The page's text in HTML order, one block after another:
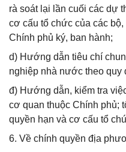
rà soát lại lần cuối các dự
cơ cấu tổ chức của các
Chính phủ ký, ban hành;
d) Hướng dẫn tiêu chí
nghiệp nhà nước theo quy
đ) Hướng dẫn, kiểm tra
cơ quan thuộc Chính phủ;
quyền hạn và cơ cấu tổ
6. Về chính quyền địa